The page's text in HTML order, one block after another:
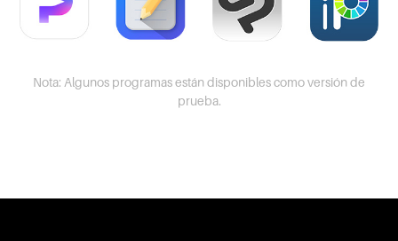
Nota: Algunos programas están disponibles como versión de
prueba.